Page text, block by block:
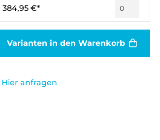
384,95 €*
Varianten in den Warenkorb
Hier anfragen